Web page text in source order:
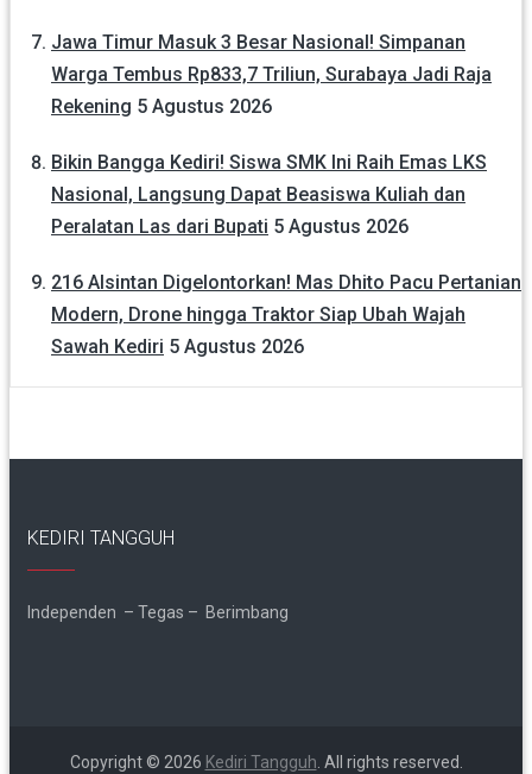
Jawa Timur Masuk 3 Besar Nasional! Simpanan
Warga Tembus Rp833,7 Triliun, Surabaya Jadi Raja
Rekening 5 Agustus 2026
Bikin Bangga Kediri! Siswa SMK Ini Raih Emas LKS
Nasional, Langsung Dapat Beasiswa Kuliah dan
Peralatan Las dari Bupati 5 Agustus 2026
216 Alsintan Digelontorkan! Mas Dhito Pacu Pertanian
Modern, Drone hingga Traktor Siap Ubah Wajah
Sawah Kediri 5 Agustus 2026
KEDIRI TANGGUH
Independen – Tegas – Berimbang
Copyright © 2026 Kediri Tangguh. All rights reserved.